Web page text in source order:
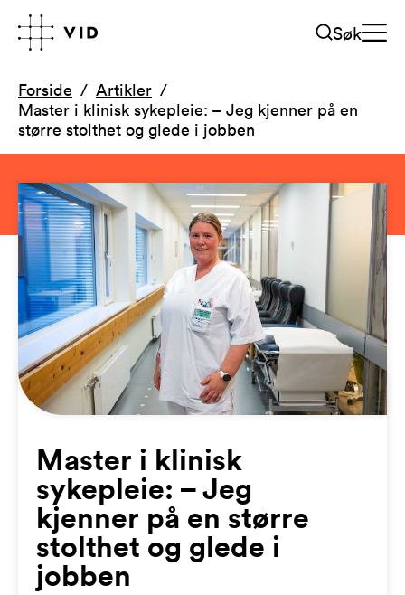
Søk
Forside
Artikler
Master i klinisk sykepleie: – Jeg kjenner på en
større stolthet og glede i jobben
Master i klinisk
sykepleie: – Jeg
kjenner på en større
stolthet og glede i
jobben